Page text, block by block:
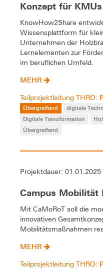
Konzept für
KnowHow2Share
Wissensplattform für
Unternehmen der
Lernelementen zur
im beruflichen Umfeld.
MEHR
Teilprojektleitung THRO:
Übergreifend digitale
Digitale Transformation
Übergreifend
Projektdauer:
Campus Mobilität
Mit CaMoRoT soll die
innovativen
Mobilitätsmaßnahmen
MEHR
Teilprojektleitung THRO: